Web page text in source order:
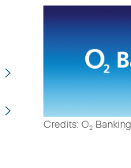
Credits: O2 Banking